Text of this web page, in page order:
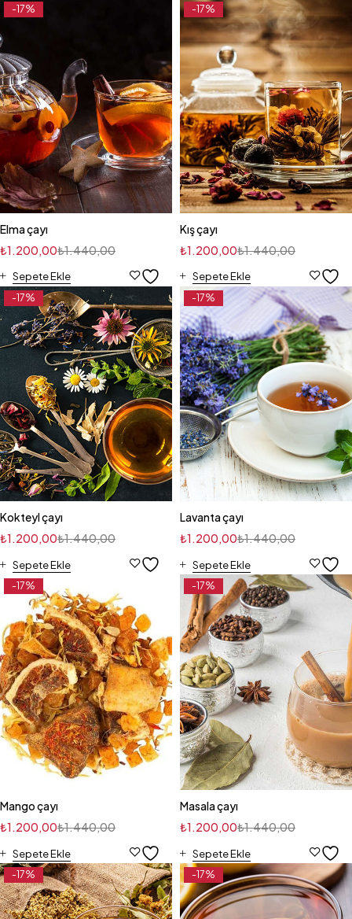
-17%
Elma çayı
₺1.440,00
₺1.200,00
Sepete Ekle
-17%
Kış çayı
₺1.440,00
₺1.200,00
Sepete Ekle
-17%
Kokteyl çayı
₺1.440,00
₺1.200,00
Sepete Ekle
-17%
Lavanta çayı
₺1.440,00
₺1.200,00
Sepete Ekle
-17%
Mango çayı
₺1.440,00
₺1.200,00
Sepete Ekle
-17%
Masala çayı
₺1.440,00
₺1.200,00
Sepete Ekle
-17% -17%